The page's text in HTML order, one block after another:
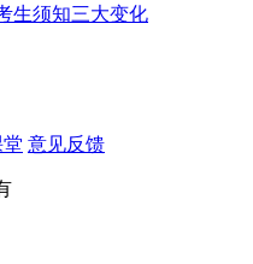
生须知三大变化
堂 意见反馈